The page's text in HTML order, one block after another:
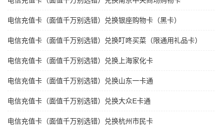
电信充值卡（面值千万别选错）兑换银座购物卡（黑卡）
电信充值卡（面值千万别选错）兑换叮咚买菜（限通用礼品卡）
电信充值卡（面值千万别选错）兑换上海家化卡
电信充值卡（面值千万别选错）兑换山东一卡通
电信充值卡（面值千万别选错）兑换大众E卡通
电信充值卡（面值千万别选错）兑换杭州市民卡